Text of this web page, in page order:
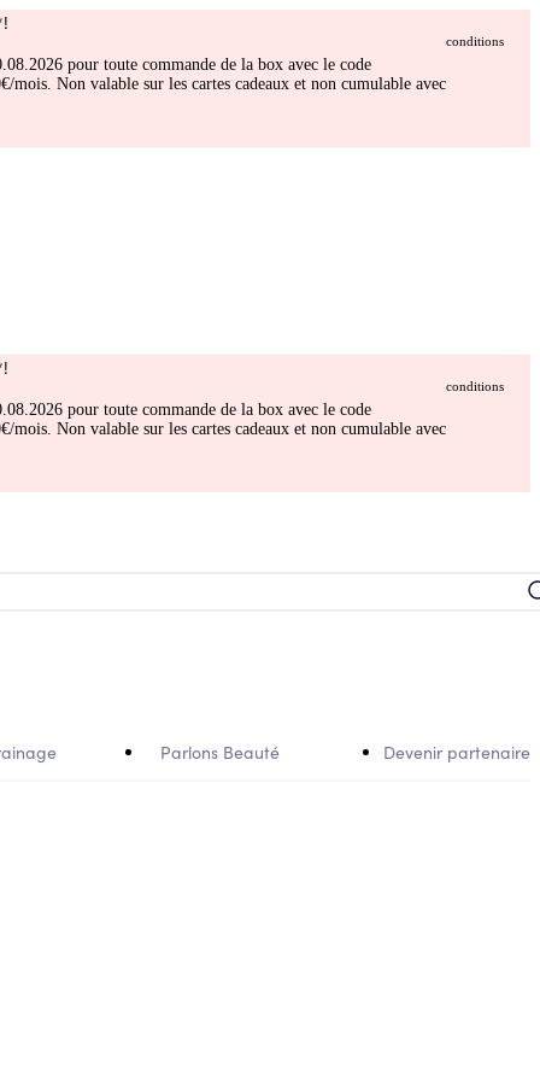
conditions
pour toute commande de la box avec le code
Non valable sur les cartes cadeaux et non cumulable avec
conditions
pour toute commande de la box avec le code
Non valable sur les cartes cadeaux et non cumulable avec
Parlons Beauté Devenir partenaire